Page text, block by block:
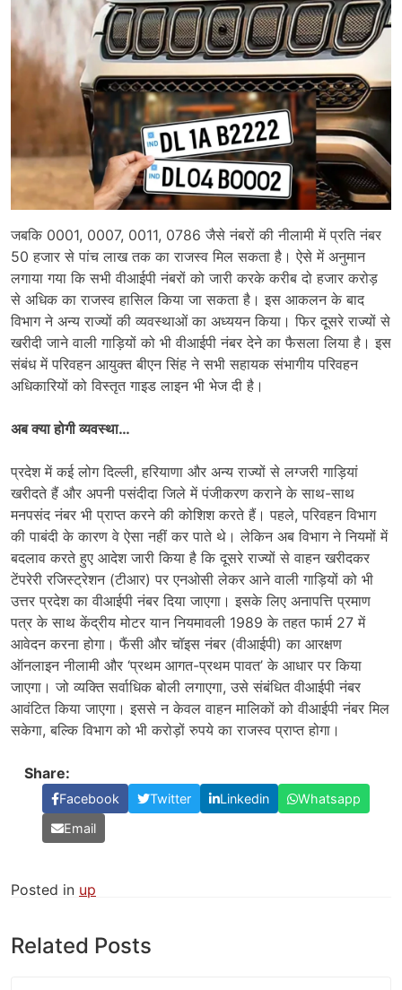
जबकि 0001, 0007, 0011, 0786 जैसे नंबरों की नीलामी में प्रति नंबर
50 हजार से पांच लाख तक का राजस्व मिल सकता है। ऐसे में अनुमान
लगाया गया कि सभी वीआईपी नंबरों को जारी करके करीब दो हजार करोड़
से अधिक का राजस्व हासिल किया जा सकता है। इस आकलन के बाद
विभाग ने अन्य राज्यों की व्यवस्थाओं का अध्ययन किया। फिर दूसरे राज्यों से
खरीदी जाने वाली गाड़ियों को भी वीआईपी नंबर देने का फैसला लिया है। इस
संबंध में परिवहन आयुक्त बीएन सिंह ने सभी सहायक संभागीय परिवहन
अधिकारियों को विस्तृत गाइड लाइन भी भेज दी है।
अब क्या होगी व्यवस्था…
प्रदेश में कई लोग दिल्ली, हरियाणा और अन्य राज्यों से लग्जरी गाड़ियां
खरीदते हैं और अपनी पसंदीदा जिले में पंजीकरण कराने के साथ-साथ
मनपसंद नंबर भी प्राप्त करने की कोशिश करते हैं। पहले, परिवहन विभाग
की पाबंदी के कारण वे ऐसा नहीं कर पाते थे। लेकिन अब विभाग ने नियमों में
बदलाव करते हुए आदेश जारी किया है कि दूसरे राज्यों से वाहन खरीदकर
टेंपरेरी रजिस्ट्रेशन (टीआर) पर एनओसी लेकर आने वाली गाड़ियों को भी
उत्तर प्रदेश का वीआईपी नंबर दिया जाएगा। इसके लिए अनापत्ति प्रमाण
पत्र के साथ केंद्रीय मोटर यान नियमावली 1989 के तहत फार्म 27 में
आवेदन करना होगा। फैंसी और चॉइस नंबर (वीआईपी) का आरक्षण
ऑनलाइन नीलामी और ‘प्रथम आगत-प्रथम पावत’ के आधार पर किया
जाएगा। जो व्यक्ति सर्वाधिक बोली लगाएगा, उसे संबंधित वीआईपी नंबर
आवंटित किया जाएगा। इससे न केवल वाहन मालिकों को वीआईपी नंबर मिल
सकेगा, बल्कि विभाग को भी करोड़ों रुपये का राजस्व प्राप्त होगा।
Share:
Facebook Twitter Linkedin
Whatsapp
Email
Posted in up
Related Posts